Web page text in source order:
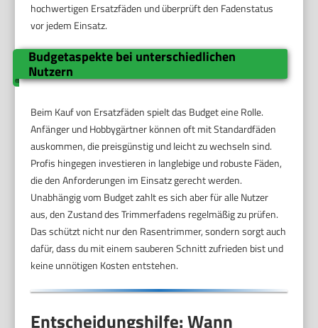
hochwertigen Ersatzfäden und überprüft den Fadenstatus
vor jedem Einsatz.
Budgetaspekte bei unterschiedlichen
Nutzern
Beim Kauf von Ersatzfäden spielt das Budget eine Rolle.
Anfänger und Hobbygärtner können oft mit Standardfäden
auskommen, die preisgünstig und leicht zu wechseln sind.
Profis hingegen investieren in langlebige und robuste Fäden,
die den Anforderungen im Einsatz gerecht werden.
Unabhängig vom Budget zahlt es sich aber für alle Nutzer
aus, den Zustand des Trimmerfadens regelmäßig zu prüfen.
Das schützt nicht nur den Rasentrimmer, sondern sorgt auch
dafür, dass du mit einem sauberen Schnitt zufrieden bist und
keine unnötigen Kosten entstehen.
Entscheidungshilfe: Wann